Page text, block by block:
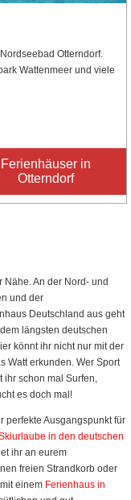
Otterndorf.
Wattenmeer und viele
Ferienhäuser in
Otterndorf
Nähe. An der Nord- und
und der
Deutschland aus geht
längsten deutschen
könnt ihr nicht nur mit der
Watt erkunden. Wer Sport
schon mal Surfen,
es doch mal!
perfekte Ausgangspunkt für
in den deutschen
ihr an eurem
freien Strandkorb oder
einem Ferienhaus in